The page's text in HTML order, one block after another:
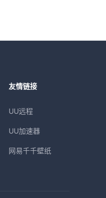
友情链接
UU远程
UU加速器
网易千千壁纸